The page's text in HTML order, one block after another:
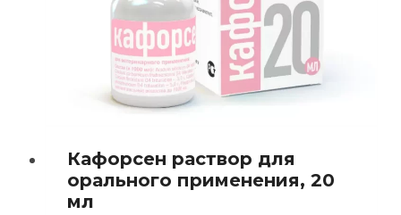
Кафорсен раствор для
орального применения, 20
мл